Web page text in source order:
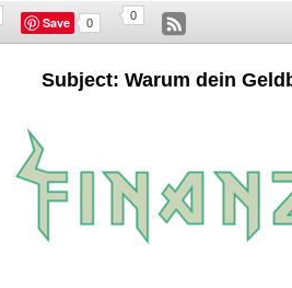
Save 0
0
Subject: Warum dein